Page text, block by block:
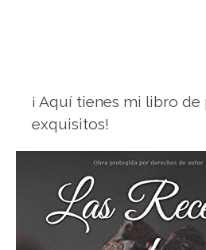
¡ Aquí tienes mi libro de
exquisitos!